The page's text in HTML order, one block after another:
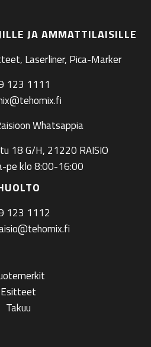
JA AMMATTILAISILLE
Laserliner, Pica-Marker
123 1111
Whatsappia
18 G/H, 21220 RAISIO
pe klo 8:00-16:00
123 1112
Esitteet
Takuu